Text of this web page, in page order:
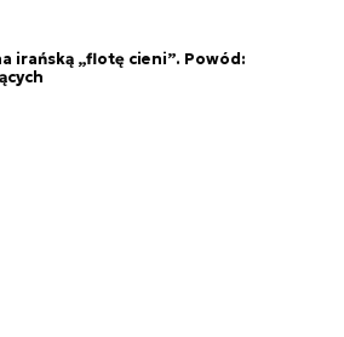
irańską „flotę cieni”. Powód: